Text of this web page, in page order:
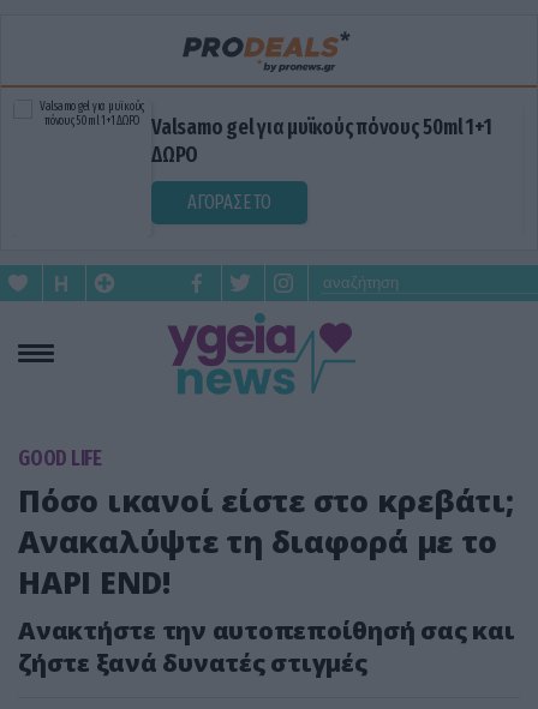
Valsamo gel για μυϊκούς πόνους 50ml 1+1
ΔΩΡΟ
ΑΓΟΡΑΣΕ ΤΟ
GOOD LIFE
Πόσο ικανοί είστε στο κρεβάτι;
Ανακαλύψτε τη διαφορά με το
HAPI END!
Ανακτήστε την αυτοπεποίθησή σας και
ζήστε ξανά δυνατές στιγμές